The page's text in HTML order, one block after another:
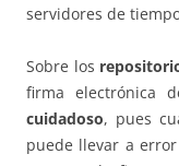
servidores de
Sobre los
firma electrónica
cuidadoso, pues
puede llevar a